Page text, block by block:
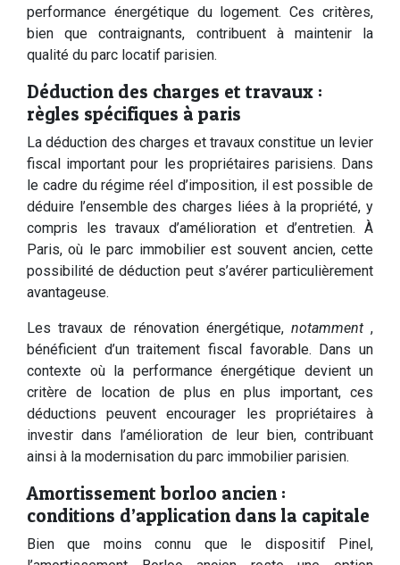
performance énergétique du logement. Ces critères,
bien que contraignants, contribuent à maintenir la
qualité du parc locatif parisien.
Déduction des charges et travaux :
règles spécifiques à paris
La déduction des charges et travaux constitue un levier
fiscal important pour les propriétaires parisiens. Dans
le cadre du régime réel d’imposition, il est possible de
déduire l’ensemble des charges liées à la propriété, y
compris les travaux d’amélioration et d’entretien. À
Paris, où le parc immobilier est souvent ancien, cette
possibilité de déduction peut s’avérer particulièrement
avantageuse.
Les travaux de rénovation énergétique, notamment,
bénéficient d’un traitement fiscal favorable. Dans un
contexte où la performance énergétique devient un
critère de location de plus en plus important, ces
déductions peuvent encourager les propriétaires à
investir dans l’amélioration de leur bien, contribuant
ainsi à la modernisation du parc immobilier parisien.
Amortissement borloo ancien :
conditions d’application dans la capitale
Bien que moins connu que le dispositif Pinel,